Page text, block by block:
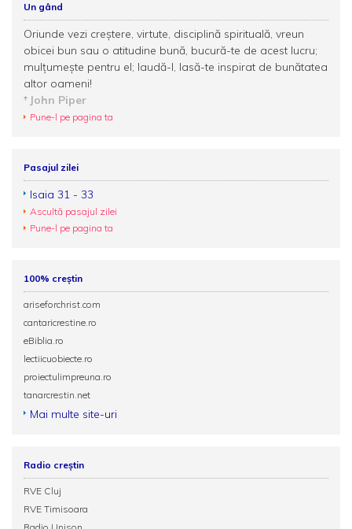
Un gând
Oriunde vezi creştere, virtute, disciplină spirituală, vreun
obicei bun sau o atitudine bună, bucură-te de acest lucru;
mulţumeşte pentru el; laudă-l, lasă-te inspirat de bunătatea
altor oameni!
John Piper
Pune-l pe pagina ta
Pasajul zilei
Isaia 31 - 33
Ascultă pasajul zilei
Pune-l pe pagina ta
100% creștin
ariseforchrist.com
cantaricrestine.ro
eBiblia.ro
lectiicuobiecte.ro
proiectulimpreuna.ro
tanarcrestin.net
Mai multe site-uri
Radio creștin
RVE Cluj
RVE Timisoara